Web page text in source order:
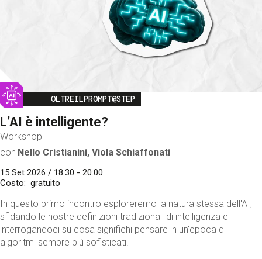
Image
OLTREILPROMPT@STEP
L’AI è intelligente?
Workshop
con Nello Cristianini, Viola Schiaffonati
15 Set 2026 / 18:30 - 20:00
Costo
gratuito
In questo primo incontro esploreremo la natura stessa dell'AI,
sfidando le nostre definizioni tradizionali di intelligenza e
interrogandoci su cosa significhi pensare in un'epoca di
algoritmi sempre più sofisticati.